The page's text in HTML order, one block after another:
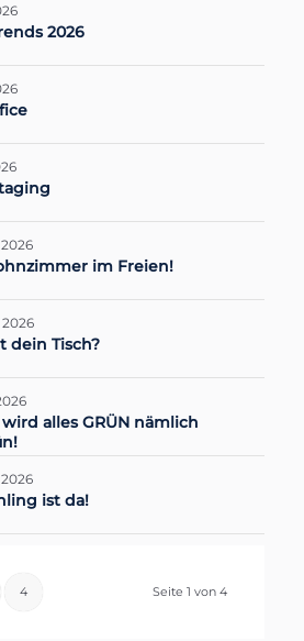
2026
im Freien!
dein Tisch?
alles GRÜN nämlich
ist da!
Seite 1 von 4
4